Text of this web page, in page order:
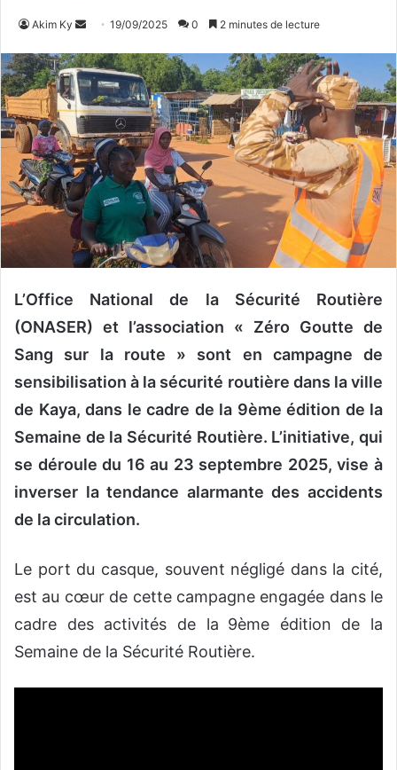
Akim Ky
v
o
y
e
r
u
n
c
o
u
i
19/09/2025 0 2 minutes de lecture
L’Office National de la Sécurité Routière
(ONASER) et l’association « Zéro Goutte de
Sang sur la route » sont en campagne de
sensibilisation à la sécurité routière dans la ville
de Kaya, dans le cadre de la 9ème édition de la
Semaine de la Sécurité Routière. L’initiative, qui
se déroule du 16 au 23 septembre 2025, vise à
inverser la tendance alarmante des accidents
de la circulation.
Le port du casque, souvent négligé dans la cité,
est au cœur de cette campagne engagée dans le
cadre des activités de la 9ème édition de la
Semaine de la Sécurité Routière.